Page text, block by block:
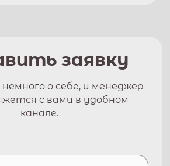
заявку
о себе, и менеджер
с вами в удобном
канале.